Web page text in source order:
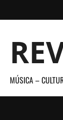
al
MÚSICA –